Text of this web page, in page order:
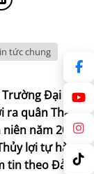
tức chung
Đại học
ra quân Tháng
niên năm 2026:
lợi tự hào –
tin theo Đảng”